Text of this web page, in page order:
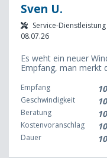
Sven U.
Service-
08.07.26
Es weht ein neuer
Empfang, man merkt
Empfang
Geschwindigkeit
Beratung
Kostenvoranschlag
Dauer